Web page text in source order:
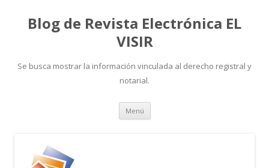
Blog de Revista Electrónica EL
VISIR
Se busca mostrar la información vinculada al derecho registral y
notarial.
Menú Ir
contenido